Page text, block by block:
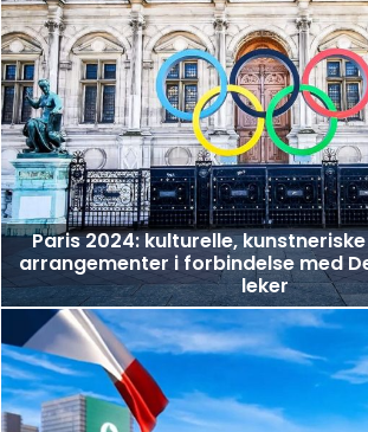
Paris 2024: kulturelle,
arrangementer i forbindelse med
leker